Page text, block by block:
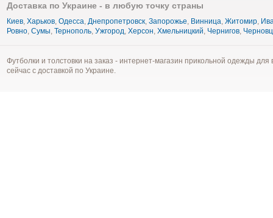
Доставка по Украине - в любую точку страны
Киев, Харьков, Одесса, Днепропетровск, Запорожье, Винница, Житомир,
Ровно, Сумы, Тернополь, Ужгород, Херсон, Хмельницкий, Чернигов,
Футболки и толстовки на заказ - интернет-магазин прикольной одежды
сейчас с доставкой по Украине.